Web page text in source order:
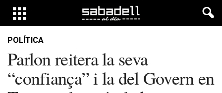
POLÍTICA
Parlon reitera la seva
“confiança” i la del Govern en